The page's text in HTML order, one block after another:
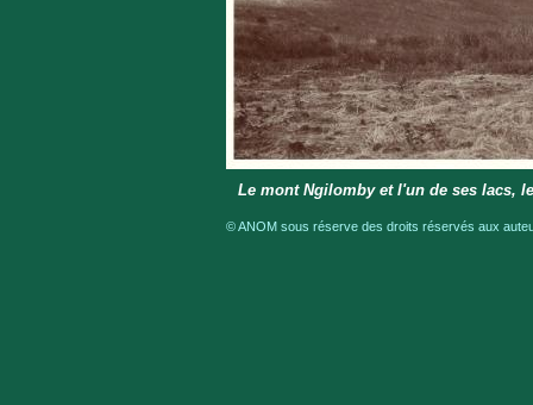
Le mont Ngilomby et l'un de ses lacs,
© ANOM sous réserve des droits réservés aux